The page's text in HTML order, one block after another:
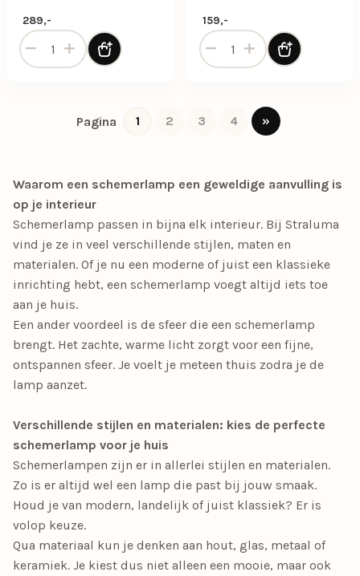
stoffen kap
289,-
Keramische tafellamp in beige/taupe met stoffen kap
kap
159,-
Keramische tafellamp
Pagina 1 2 3 4 »
Waarom een schemerlamp een geweldige aanvulling is
op je interieur
Schemerlamp passen in bijna elk interieur. Bij Straluma
vind je ze in veel verschillende stijlen, maten en
materialen. Of je nu een moderne of juist een klassieke
inrichting hebt, een schemerlamp voegt altijd iets toe
aan je huis.
Een ander voordeel is de sfeer die een schemerlamp
brengt. Het zachte, warme licht zorgt voor een fijne,
ontspannen sfeer. Je voelt je meteen thuis zodra je de
lamp aanzet.
Verschillende stijlen en materialen: kies de perfecte
schemerlamp voor je huis
Schemerlampen zijn er in allerlei stijlen en materialen.
Zo is er altijd wel een lamp die past bij jouw smaak.
Houd je van modern, landelijk of juist klassiek? Er is
volop keuze.
Qua materiaal kun je denken aan hout, glas, metaal of
keramiek. Je kiest dus niet alleen een mooie, maar ook